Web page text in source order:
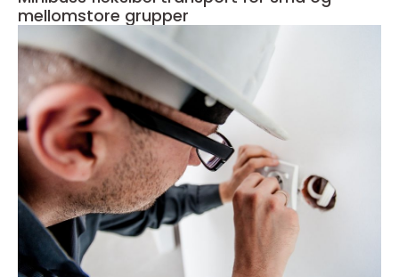
mellomstore grupper